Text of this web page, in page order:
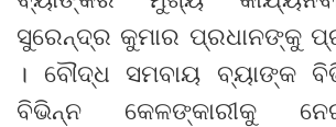
ସୁରେନ୍ଦ୍ର କୁମାର ପ୍ରଧାନଙ୍କୁ
। ବୌଦ୍ଧ ସମବାୟ ବ୍ୟାଙ୍କ
ବିଭିନ୍ନ କେଳଙ୍କାରୀକୁ